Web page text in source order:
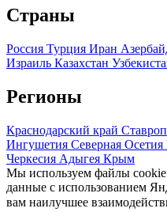
Страны
Россия Турция Иран
Израиль Казахстан
Регионы
Краснодарский край
Ингушетия Северная Осетия
Черкесия Адыгея Крым
Мы используем файлы
данные с использованием
вам наилучшее